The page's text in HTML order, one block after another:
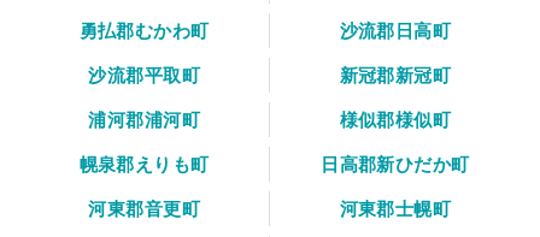
勇払郡むかわ町
沙流郡日高町
沙流郡平取町
新冠郡新冠町
浦河郡浦河町
様似郡様似町
幌泉郡えりも町
日高郡新ひだか町
河東郡音更町
河東郡士幌町